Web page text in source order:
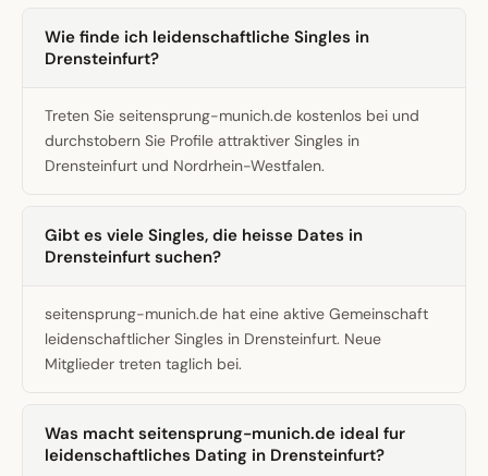
Wie finde ich leidenschaftliche Singles in
Drensteinfurt?
Treten Sie seitensprung-munich.de kostenlos bei und
durchstobern Sie Profile attraktiver Singles in
Drensteinfurt und Nordrhein-Westfalen.
Gibt es viele Singles, die heisse Dates in
Drensteinfurt suchen?
seitensprung-munich.de hat eine aktive Gemeinschaft
leidenschaftlicher Singles in Drensteinfurt. Neue
Mitglieder treten taglich bei.
Was macht seitensprung-munich.de ideal fur
leidenschaftliches Dating in Drensteinfurt?